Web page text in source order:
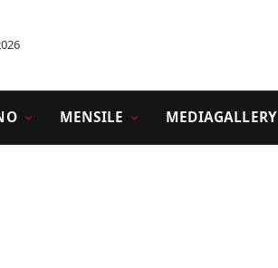
MENSILE MEDIAGALLERY